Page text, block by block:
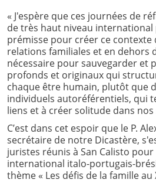
« J'espère que ces journées de
de très haut niveau
prémisse pour créer ce contexte
relations familiales et en dehors
nécessaire pour sauvegarder et
profonds et originaux qui
chaque être humain, plutôt que
individuels autoréférentiels, qui
liens et à créer solitude dans nos
C’est dans cet espoir que le P.
secrétaire de notre Dicastère,
juristes réunis à San Calisto
international italo-portugais-
thème « Les défis de la famille au